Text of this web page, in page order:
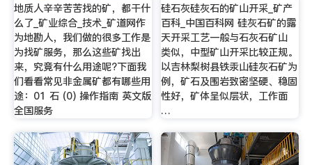
地质人辛辛苦苦找的矿，都干什
么了_矿业综合_技术_矿道网作
为地勘人，我们做的很多工作是
为找矿服务，那么这些矿找出
来，究竟有什么用途呢?下面我
们看看常见非金属矿都有哪些用
途：01 石 (0) 操作指南 英文版
全国服务
硅石灰硅灰石的矿山开采_矿产
百科_中国百科网 硅灰石矿的露
天开采工艺一般与石灰石矿山
类似，中型矿山开采比较正规。
以吉林梨树县铁汞山硅灰石矿为
例，矿石及围岩致密坚硬、稳固
性好，矿体呈似层状，工作面
…